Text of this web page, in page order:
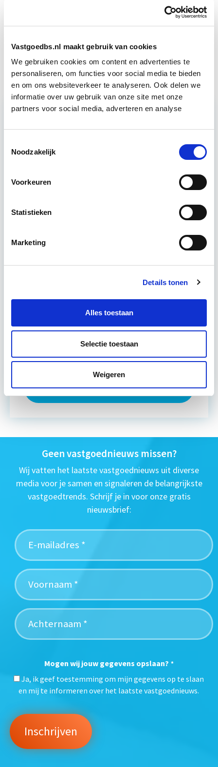
Vastgoedbs.nl maakt gebruik van cookies
We gebruiken cookies om content en advertenties te
personaliseren, om functies voor social media te bieden
en om ons websiteverkeer te analyseren. Ook delen we
informatie over uw gebruik van onze site met onze
partners voor social media, adverteren en analyse
Noodzakelijk
Voorkeuren
Statistieken
Marketing
Details tonen
Alles toestaan
Selectie toestaan
Weigeren
Vastgoedmarkt & Trends Start wo 30 sep
Huurrecht Woonruimte Start wo 12 mei
Relevant bij dit artikel
De opleiding Vastgoedmanagement biedt een
vastgoedportefeuille optimaal te exploiteren.
4 - 8 uur per week
Eerstvolgende startdatum
ma 14 sep 2026 - Utrecht
Meer informatie
Geen vastgoednieuws missen?
Wij vatten het laatste vastgoednieuws uit diverse
media voor je samen en signaleren de belangrijkste
vastgoedtrends. Schrijf je in voor onze gratis
nieuwsbrief:
Mogen wij jouw gegevens opslaan? *
Ja, ik geef toestemming om mijn gegevens op te slaan
en mij te informeren over het laatste vastgoednieuws.